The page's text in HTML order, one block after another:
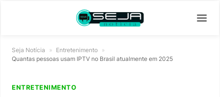
Seja Notícia » Entretenimento »
Quantas pessoas usam IPTV no Brasil atualmente em 2025
ENTRETENIMENTO